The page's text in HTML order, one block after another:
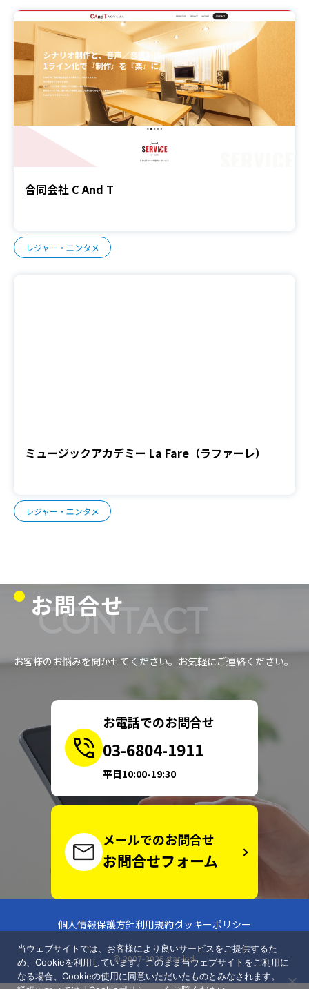
合同会社 C And T
レジャー・エンタメ
ミュージックアカデミー La Fare（ラファーレ）
レジャー・エンタメ
お問合せ
CONTACT
お客様のお悩みを聞かせてください。お気軽にご連絡ください。
お電話でのお問合せ
03-6804-1911
平日10:00-19:30
メールでのお問合せ
お問合せフォーム
個人情報保護方針利用規約クッキーポリシー
© 2007-2025 star-kid.
当ウェブサイトでは、お客様により良いサービスをご提供するた
め、Cookieを利用しています。このまま当ウェブサイトをご利用に
なる場合、Cookieの使用に同意いただいたものとみなされます。